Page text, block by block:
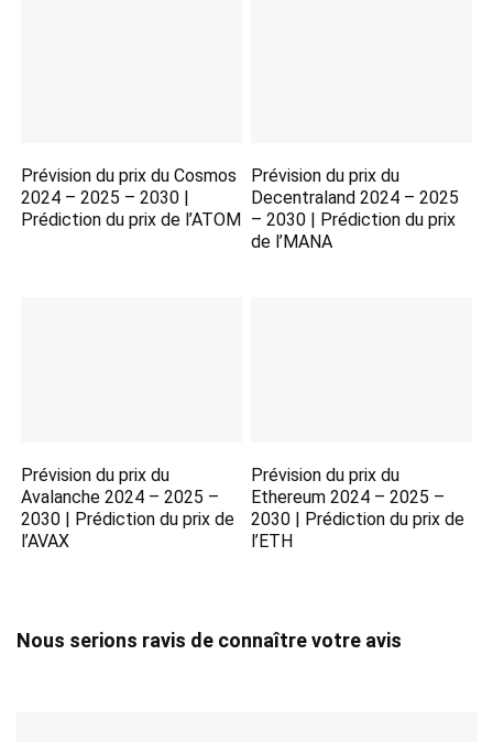
Prévision du prix du Cosmos
2024 – 2025 – 2030 |
Prédiction du prix de l’ATOM
Prévision du prix du
Decentraland 2024 – 2025
– 2030 | Prédiction du prix
de l’MANA
Prévision du prix du
Avalanche 2024 – 2025 –
2030 | Prédiction du prix de
l’AVAX
Prévision du prix du
Ethereum 2024 – 2025 –
2030 | Prédiction du prix de
l’ETH
Nous serions ravis de connaître votre avis